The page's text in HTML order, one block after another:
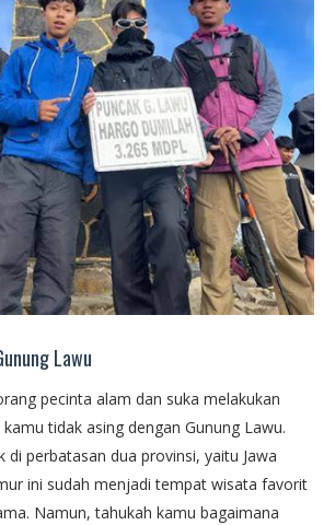
Lawu
pecinta alam dan suka melakukan
tidak asing dengan Gunung Lawu.
di perbatasan dua provinsi, yaitu Jawa
ini sudah menjadi tempat wisata favorit
Namun, tahukah kamu bagaimana